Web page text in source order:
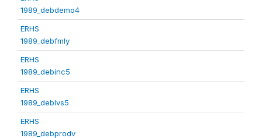
1989_debdemo4
ERHS
1989_debfmly
ERHS
1989_debinc5
ERHS
1989_deblvs5
ERHS
1989_debprodv